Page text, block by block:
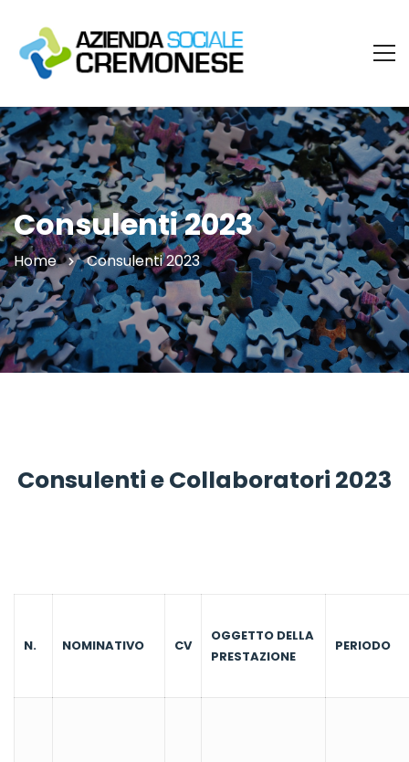
Consulenti 2023
Home Consulenti 2023
Consulenti e Collaboratori 2023
N. NOMINATIVO CV
OGGETTO DELLA
PRESTAZIONE
PERIODO